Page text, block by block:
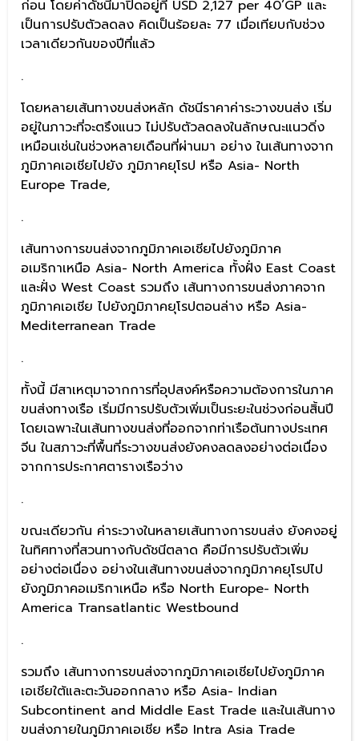
ก่อน โดยค่าดัชนีมาปิดอยู่ที่ USD 2,127 per 40’GP และ
เป็นการปรับตัวลดลง คิดเป็นร้อยละ 77 เมื่อเทียบกับช่วง
เวลาเดียวกันของปีที่แล้ว
.
โดยหลายเส้นทางขนส่งหลัก ดัชนีราคาค่าระวางขนส่ง เริ่ม
อยู่ในภาวะที่จะตรึงแนว ไม่ปรับตัวลดลงในลักษณะแนวดิ่ง
เหมือนเช่นในช่วงหลายเดือนที่ผ่านมา อย่าง ในเส้นทางจาก
ภูมิภาคเอเชียไปยัง ภูมิภาคยุโรป หรือ Asia- North
Europe Trade,
.
เส้นทางการขนส่งจากภูมิภาคเอเชียไปยังภูมิภาค
อเมริกาเหนือ Asia- North America ทั้งฝั่ง East Coast
และฝั่ง West Coast รวมถึง เส้นทางการขนส่งภาคจาก
ภูมิภาคเอเชีย ไปยังภูมิภาคยุโรปตอนล่าง หรือ Asia-
Mediterranean Trade
.
ทั้งนี้ มีสาเหตุมาจากการที่อุปสงค์หรือความต้องการในภาค
ขนส่งทางเรือ เริ่มมีการปรับตัวเพิ่มเป็นระยะในช่วงก่อนสิ้นปี
โดยเฉพาะในเส้นทางขนส่งที่ออกจากท่าเรือต้นทางประเทศ
จีน ในสภาวะที่พื้นที่ระวางขนส่งยังคงลดลงอย่างต่อเนื่อง
จากการประกาศตารางเรือว่าง
.
ขณะเดียวกัน ค่าระวางในหลายเส้นทางการขนส่ง ยังคงอยู่
ในทิศทางที่สวนทางกับดัชนีตลาด คือมีการปรับตัวเพิ่ม
อย่างต่อเนื่อง อย่างในเส้นทางขนส่งจากภูมิภาคยุโรปไป
ยังภูมิภาคอเมริกาเหนือ หรือ North Europe- North
America Transatlantic Westbound
.
รวมถึง เส้นทางการขนส่งจากภูมิภาคเอเชียไปยังภูมิภาค
เอเชียใต้และตะวันออกกลาง หรือ Asia- Indian
Subcontinent and Middle East Trade และในเส้นทาง
ขนส่งภายในภูมิภาคเอเชีย หรือ Intra Asia Trade